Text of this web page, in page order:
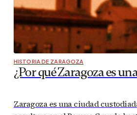
HISTORIA DE ZARAGOZA
¿Por qué Zaragoza es
Zaragoza es una ciudad